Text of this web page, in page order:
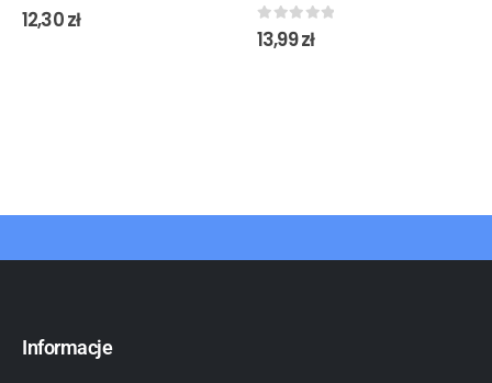
0out of 5
12,30zł 0out of 5
13,99zł
Informacje